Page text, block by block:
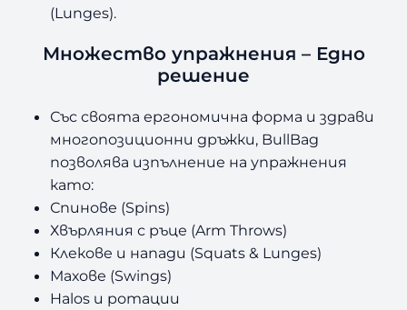
(Lunges).
Множество упражнения – Едно
решение
Със своята ергономична форма и здрави
многопозиционни дръжки, BullBag
позволява изпълнение на упражнения
като:
Спинове (Spins)
Хвърляния с ръце (Arm Throws)
Клекове и напади (Squats & Lunges)
Махове (Swings)
Halos и ротации